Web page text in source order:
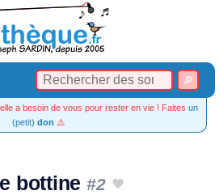
elle a besoin de vous pour rester en vie ! Faites un
(petit) don ⚠️
bottine #2